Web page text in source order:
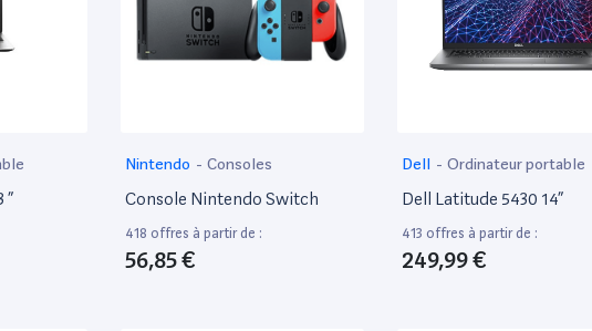
”
Nintendo - Consoles
Console Nintendo Switch
418 offres à partir de :
56,85 €
Dell - Ordinateur portable
Dell Latitude 5430 14”
413 offres à partir de :
249,99 €